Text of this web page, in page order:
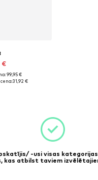
€
99,95 €
31,92 €
-usi visas
kas atbilst taviem